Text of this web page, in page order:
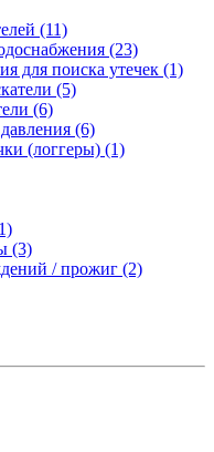
(11)
(23)
для поиска утечек (1)
(5)
(6)
(6)
(логгеры) (1)
(3)
/ прожиг (2)